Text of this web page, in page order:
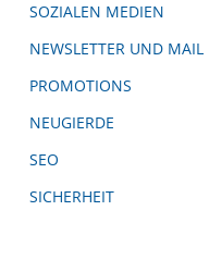
SOZIALEN MEDIEN
NEWSLETTER UND MAIL
PROMOTIONS
NEUGIERDE
SEO
SICHERHEIT